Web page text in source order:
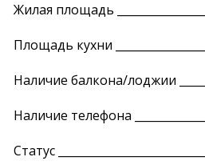
Жилая площадь
Площадь кухни
Наличие балкона/лоджии
Наличие телефона
Статус ____________________________